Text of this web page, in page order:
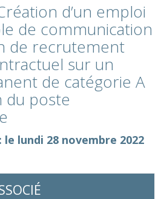
d’un emploi
de communication
de recrutement
sur un
de catégorie A
du poste
lundi 28 novembre 2022